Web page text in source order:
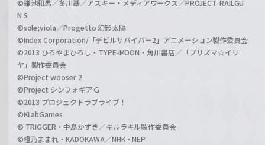
©鎌池和馬／冬川基／アスキー・メディアワークス／PROJECT-RAILGU
N S
©sole;viola／Progetto 幻影太陽
©Index Corporation/「デビルサバイバー2」アニメーション製作委員会
©2013 ひろやまひろし・TYPE-MOON・角川書店／「プリズマ☆イリ
ヤ」製作委員会
©Project wooser 2
©Project シンフォギアＧ
©2013 プロジェクトラブライブ！
©KLabGames
© TRIGGER・中島かずき／キルラキル製作委員会
©橙乃ままれ・KADOKAWA／NHK・NEP